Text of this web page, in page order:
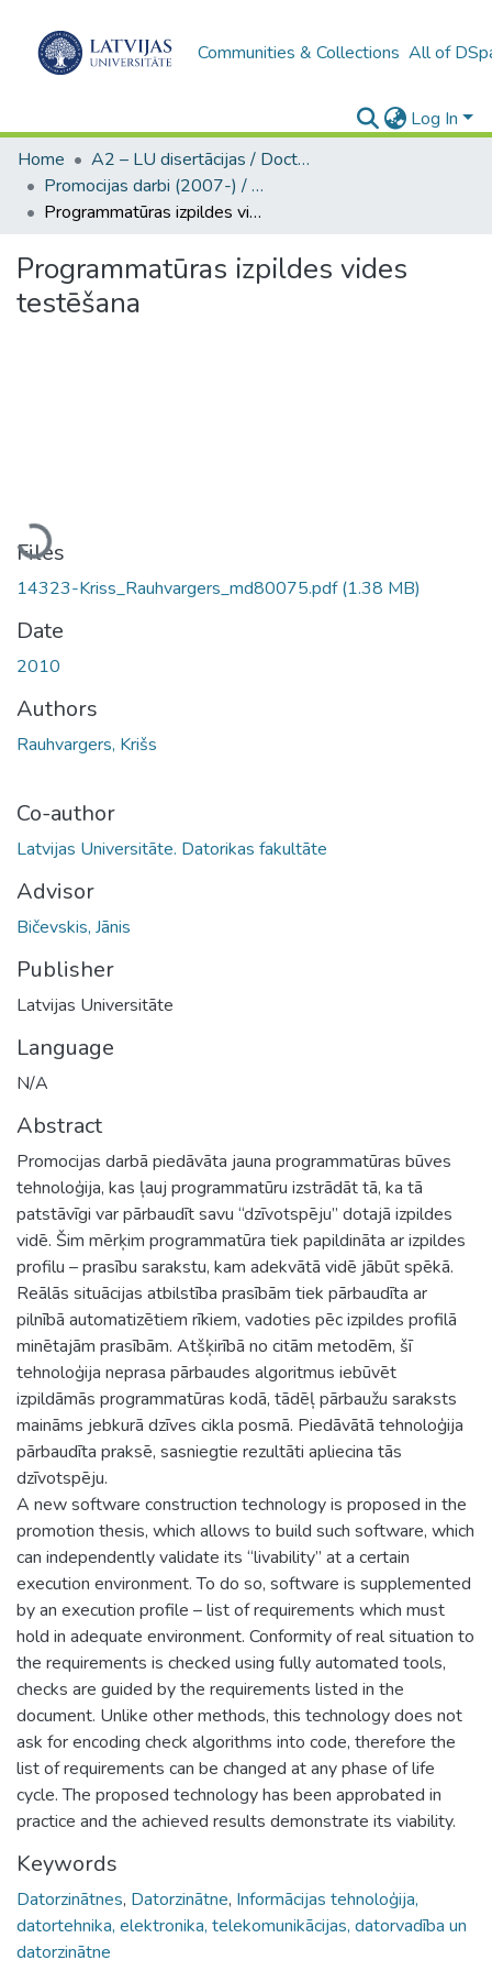
Communities & Collections All of
Log In
Home
A2 – LU disertācijas / Doctoral theses UL
Promocijas darbi (2007-) / Theses PhD
Programmatūras izpildes vides testēšana
Programmatūras izpildes vides
testēšana
Loading...
Files
14323-Kriss_Rauhvargers_md80075.pdf(1.38 MB)
Date
2010
Authors
Rauhvargers, Krišs
Co-author
Latvijas Universitāte. Datorikas fakultāte
Advisor
Bičevskis, Jānis
Publisher
Latvijas Universitāte
Language
N/A
Abstract
Promocijas darbā piedāvāta jauna programmatūras būves
tehnoloģija, kas ļauj programmatūru izstrādāt tā, ka tā
patstāvīgi var pārbaudīt savu “dzīvotspēju” dotajā izpildes
vidē. Šim mērķim programmatūra tiek papildināta ar izpildes
profilu – prasību sarakstu, kam adekvātā vidē jābūt spēkā.
Reālās situācijas atbilstība prasībām tiek pārbaudīta ar
pilnībā automatizētiem rīkiem, vadoties pēc izpildes profilā
minētajām prasībām. Atšķirībā no citām metodēm, šī
tehnoloģija neprasa pārbaudes algoritmus iebūvēt
izpildāmās programmatūras kodā, tādēļ pārbaužu saraksts
maināms jebkurā dzīves cikla posmā. Piedāvātā tehnoloģija
pārbaudīta praksē, sasniegtie rezultāti apliecina tās
dzīvotspēju.
A new software construction technology is proposed in the
promotion thesis, which allows to build such software, which
can independently validate its “livability” at a certain
execution environment. To do so, software is supplemented
by an execution profile – list of requirements which must
hold in adequate environment. Conformity of real situation to
the requirements is checked using fully automated tools,
checks are guided by the requirements listed in the
document. Unlike other methods, this technology does not
ask for encoding check algorithms into code, therefore the
list of requirements can be changed at any phase of life
cycle. The proposed technology has been approbated in
practice and the achieved results demonstrate its viability.
Keywords
Datorzinātnes, Datorzinātne, Informācijas tehnoloģija,
datortehnika, elektronika, telekomunikācijas, datorvadība un
datorzinātne